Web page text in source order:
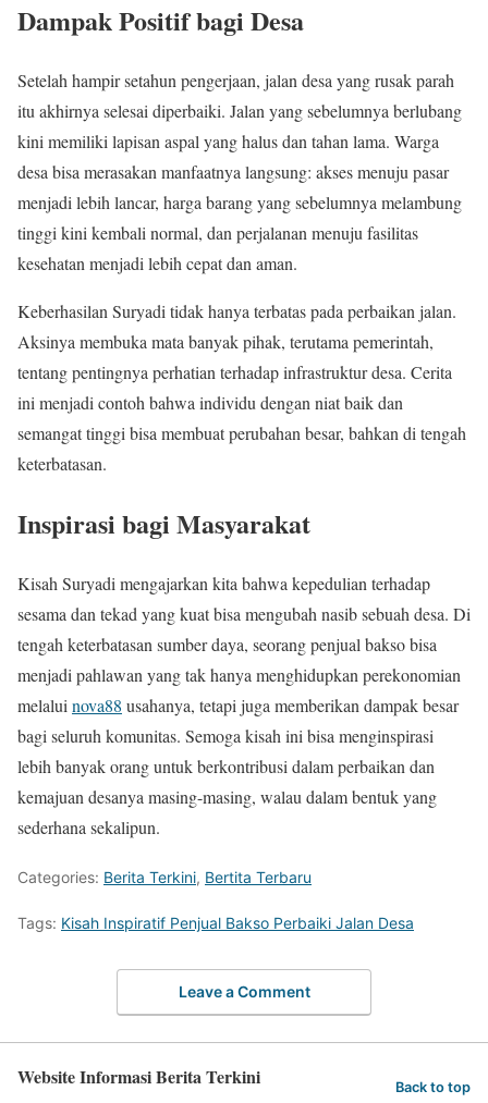
Dampak Positif bagi Desa
Setelah hampir setahun pengerjaan, jalan desa yang rusak parah
itu akhirnya selesai diperbaiki. Jalan yang sebelumnya berlubang
kini memiliki lapisan aspal yang halus dan tahan lama. Warga
desa bisa merasakan manfaatnya langsung: akses menuju pasar
menjadi lebih lancar, harga barang yang sebelumnya melambung
tinggi kini kembali normal, dan perjalanan menuju fasilitas
kesehatan menjadi lebih cepat dan aman.
Keberhasilan Suryadi tidak hanya terbatas pada perbaikan jalan.
Aksinya membuka mata banyak pihak, terutama pemerintah,
tentang pentingnya perhatian terhadap infrastruktur desa. Cerita
ini menjadi contoh bahwa individu dengan niat baik dan
semangat tinggi bisa membuat perubahan besar, bahkan di tengah
keterbatasan.
Inspirasi bagi Masyarakat
Kisah Suryadi mengajarkan kita bahwa kepedulian terhadap
sesama dan tekad yang kuat bisa mengubah nasib sebuah desa. Di
tengah keterbatasan sumber daya, seorang penjual bakso bisa
menjadi pahlawan yang tak hanya menghidupkan perekonomian
melalui nova88 usahanya, tetapi juga memberikan dampak besar
bagi seluruh komunitas. Semoga kisah ini bisa menginspirasi
lebih banyak orang untuk berkontribusi dalam perbaikan dan
kemajuan desanya masing-masing, walau dalam bentuk yang
sederhana sekalipun.
Categories: Berita Terkini, Bertita Terbaru
Tags: Kisah Inspiratif Penjual Bakso Perbaiki Jalan Desa
Leave a Comment
Website Informasi Berita Terkini Back to top